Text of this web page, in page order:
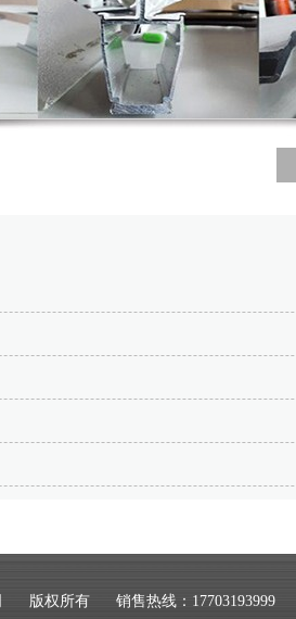
版权所有 销售热线：17703193999